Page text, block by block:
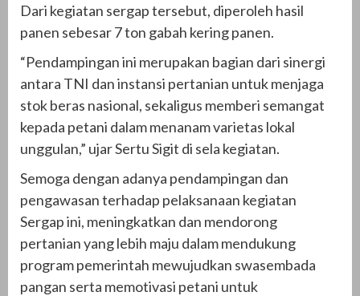
Dari kegiatan sergap tersebut, diperoleh hasil
panen sebesar 7 ton gabah kering panen.
“Pendampingan ini merupakan bagian dari sinergi
antara TNI dan instansi pertanian untuk menjaga
stok beras nasional, sekaligus memberi semangat
kepada petani dalam menanam varietas lokal
unggulan,” ujar Sertu Sigit di sela kegiatan.
Semoga dengan adanya pendampingan dan
pengawasan terhadap pelaksanaan kegiatan
Sergap ini, meningkatkan dan mendorong
pertanian yang lebih maju dalam mendukung
program pemerintah mewujudkan swasembada
pangan serta memotivasi petani untuk